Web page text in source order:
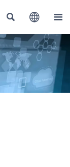
  